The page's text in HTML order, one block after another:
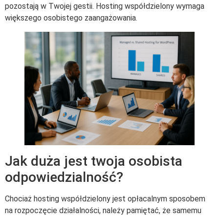
pozostają w Twojej gestii. Hosting współdzielony wymaga
większego osobistego zaangażowania.
Jak duża jest twoja osobista
odpowiedzialność?
Chociaż hosting współdzielony jest opłacalnym sposobem
na rozpoczęcie działalności, należy pamiętać, że samemu